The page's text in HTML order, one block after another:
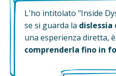
L'ho intitolato "Inside
se si guarda la dislessia
una esperienza diretta,
comprenderla fino in